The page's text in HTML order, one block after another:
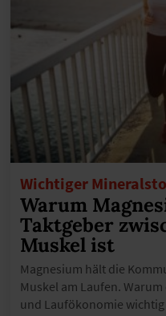
Wichtiger
Warum
Taktgeber
Muskel ist
Magnesium hält die
Muskel am Laufen.
und Laufökonomie